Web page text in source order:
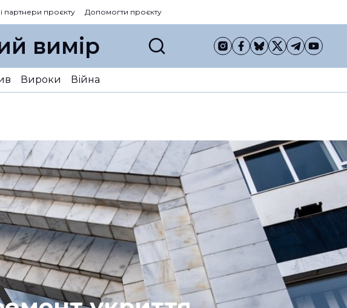
партнери проєкту Допомогти проєкту
вимір
Вироки Війна